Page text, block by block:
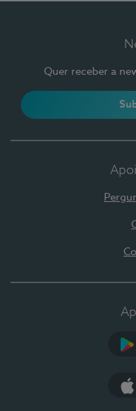
Quer receber a